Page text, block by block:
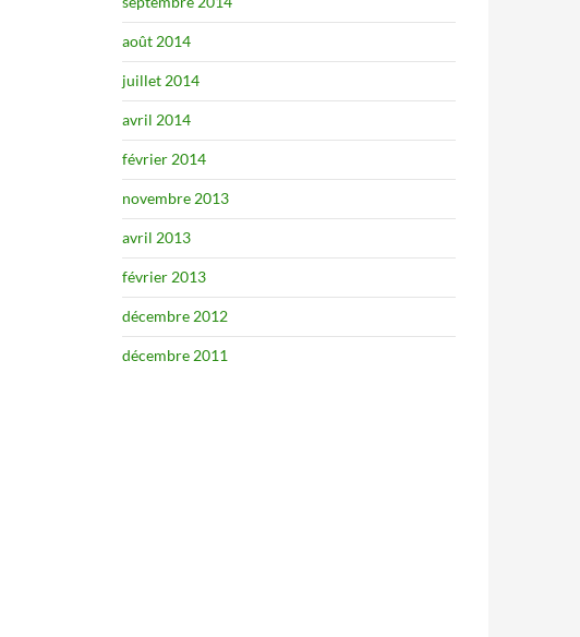
août 2014
juillet 2014
avril 2014
février 2014
novembre 2013
avril 2013
février 2013
décembre 2012
décembre 2011